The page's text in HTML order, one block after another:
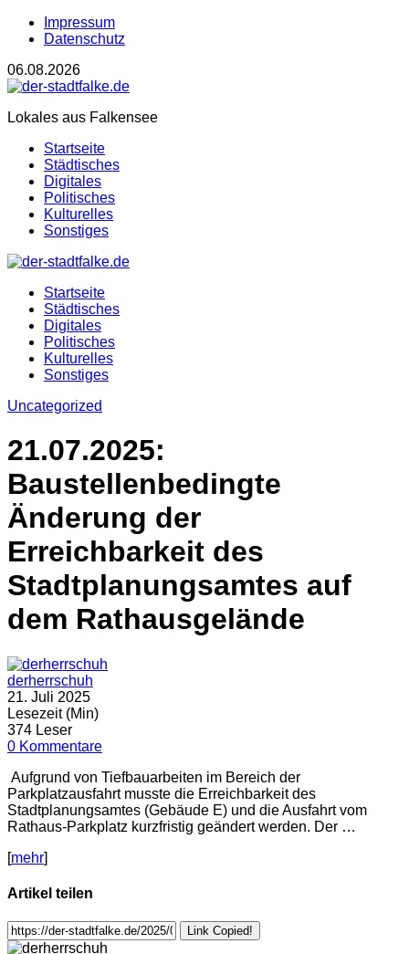
Impressum
Datenschutz
06.08.2026
Lokales aus Falkensee
Startseite
Städtisches
Digitales
Politisches
Kulturelles
Sonstiges
Startseite
Städtisches
Digitales
Politisches
Kulturelles
Sonstiges
Uncategorized
21.07.2025:
Baustellenbedingte
Änderung der
Erreichbarkeit des
Stadtplanungsamtes auf
dem Rathausgelände
derherrschuh
21. Juli 2025
Lesezeit (Min)
374 Leser
0 Kommentare
Aufgrund von Tiefbauarbeiten im Bereich der
Parkplatzausfahrt musste die Erreichbarkeit des
Stadtplanungsamtes (Gebäude E) und die Ausfahrt vom
Rathaus-Parkplatz kurzfristig geändert werden. Der …
[mehr]
Artikel teilen
Link Copied!